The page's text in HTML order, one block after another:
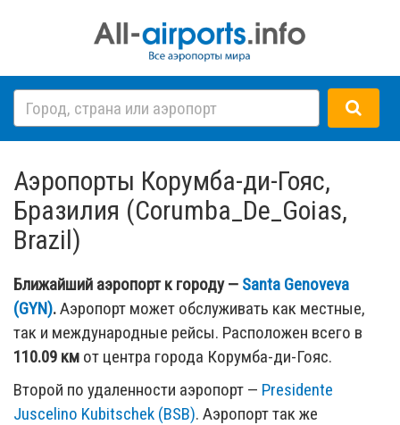
Аэропорты Корумба-ди-Гояс,
Бразилия (Corumba_De_Goias,
Brazil)
Ближайший аэропорт к городу — Santa Genoveva
(GYN).Аэропорт может обслуживать как местные,
так и международные рейсы. Расположен всего в
110.09 км от центра города Корумба-ди-Гояс.
Второй по удаленности аэропорт — Presidente
Juscelino Kubitschek (BSB). Аэропорт так же